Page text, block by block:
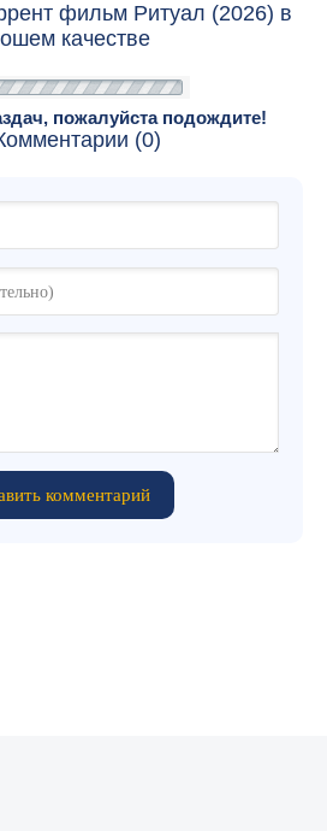
фильм Ритуал (2026) в
качестве
пожалуйста подождите!
(0)
комментарий